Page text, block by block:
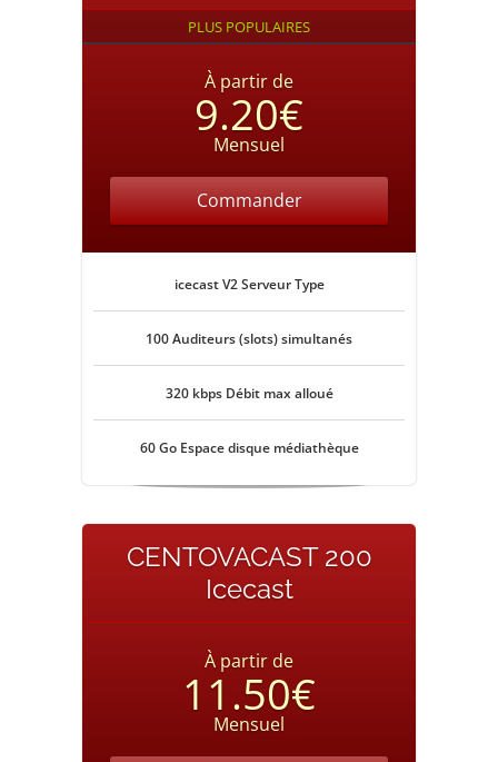
PLUS POPULAIRES
À partir de
9.20€
Mensuel
Commander
icecast V2 Serveur Type
100 Auditeurs (slots) simultanés
320 kbps Débit max alloué
60 Go Espace disque médiathèque
CENTOVACAST 200
Icecast
À partir de
11.50€
Mensuel